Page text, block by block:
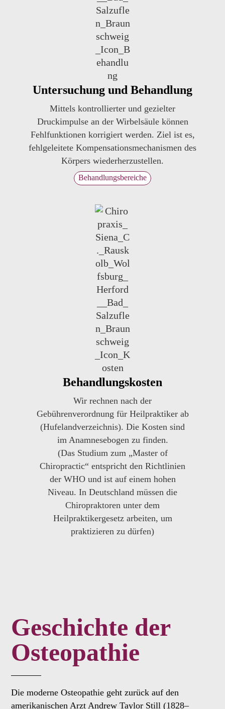
Untersuchung und Behandlung
Mittels kontrollierter und gezielter
Druckimpulse an der Wirbelsäule können
Fehlfunktionen korrigiert werden. Ziel ist es,
fehlgeleitete Kompensationsmechanismen des
Körpers wiederherzustellen.
Behandlungsbereiche
Behandlungskosten
Wir rechnen nach der
Gebührenverordnung für Heilpraktiker ab
(Hufelandverzeichnis). Die Kosten sind
im Anamnesebogen zu finden.
(Das Studium zum „Master of
Chiropractic“ entspricht den Richtlinien
der WHO und ist auf einem hohen
Niveau. In Deutschland müssen die
Chiropraktoren unter dem
Heilpraktikergesetz arbeiten, um
praktizieren zu dürfen)
Geschichte der
Osteopathie
Die moderne Osteopathie geht zurück auf den
amerikanischen Arzt Andrew Taylor Still (1828–